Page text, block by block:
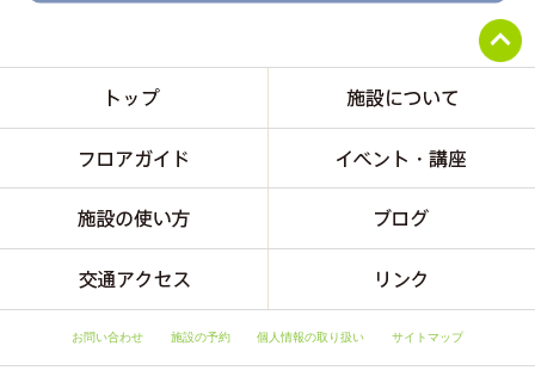
お問い合わせ 施設の予約 個人情報の取り扱い サイトマップ